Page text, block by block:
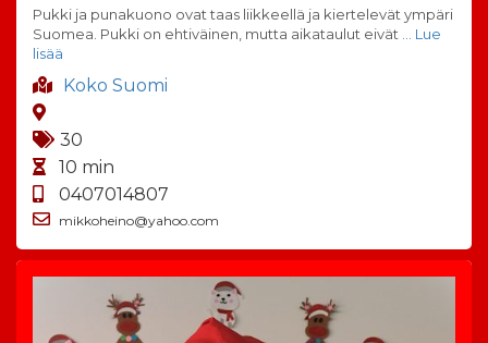
Pukki ja punakuono ovat taas liikkeellä ja kiertelevät ympäri
Suomea. Pukki on ehtiväinen, mutta aikataulut eivät … Lue
lisää
Koko Suomi
30
10 min
0407014807
mikkoheino@yahoo.com